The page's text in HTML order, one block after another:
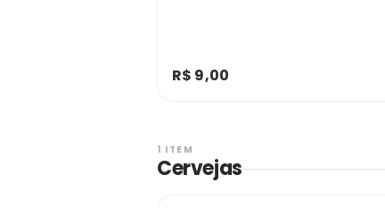
R$ 9,00
1 ITEM
Cervejas